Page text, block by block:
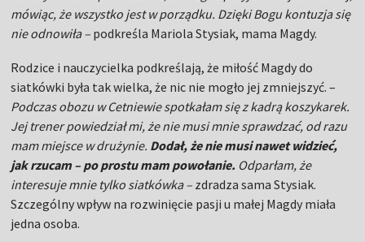
mówiąc, że wszystko jest w porządku. Dzięki Bogu kontuzja się
nie odnowiła – podkreśla Mariola Stysiak, mama Magdy.
Rodzice i nauczycielka podkreślają, że miłość Magdy do
siatkówki była tak wielka, że nic nie mogło jej zmniejszyć. –
Podczas obozu w Cetniewie spotkałam się z kadrą koszykarek.
Jej trener powiedział mi, że nie musi mnie sprawdzać, od razu
mam miejsce w drużynie. Dodał, że nie musi nawet widzieć,
jak rzucam – po prostu mam powołanie. Odparłam, że
interesuje mnie tylko siatkówka – zdradza sama Stysiak.
Szczególny wpływ na rozwinięcie pasji u małej Magdy miała
jedna osoba.